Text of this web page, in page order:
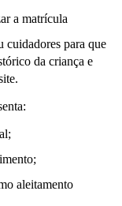
a matrícula
cuidadores para que
da criança e
aleitamento